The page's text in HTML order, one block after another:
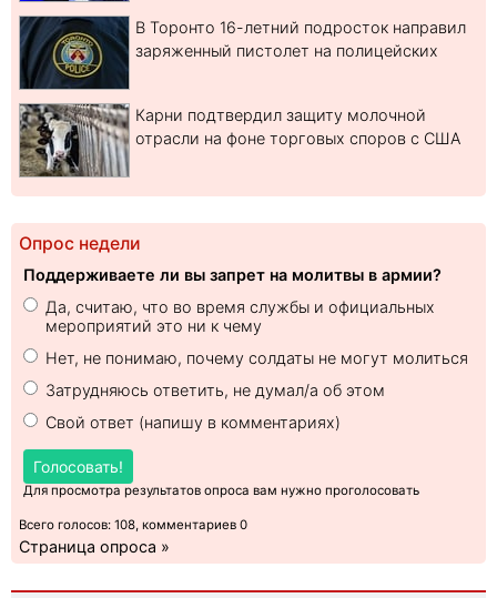
В Торонто 16-летний подросток направил
заряженный пистолет на полицейских
Карни подтвердил защиту молочной
отрасли на фоне торговых споров с США
Опрос недели
Поддерживаете ли вы запрет на молитвы в армии?
Да, считаю, что во время службы и официальных
мероприятий это ни к чему
Нет, не понимаю, почему солдаты не могут молиться
Затрудняюсь ответить, не думал/а об этом
Свой ответ (напишу в комментариях)
Голосовать!
Для просмотра результатов опроса вам нужно проголосовать
Всего голосов: 108, комментариев 0
Страница опроса »